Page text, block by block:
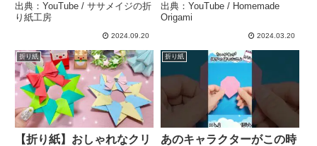
折り紙工房) – ササメイジ
の折り紙工房
出典：YouTube / ササメイジの折
り紙工房
2024.09.20
Homemade Origami
出典：YouTube / Homemade
Origami
2024.03.20
折り紙
【折り紙】おしゃれなクリ
折り紙
あのキャラクターがこの時